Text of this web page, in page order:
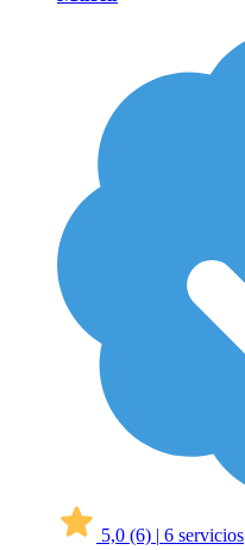
5,0 (6) | 6 servicios